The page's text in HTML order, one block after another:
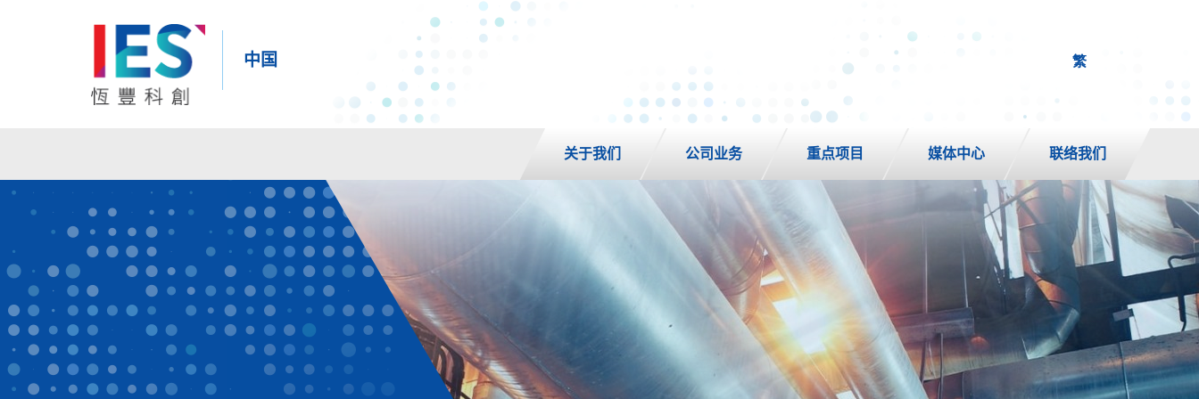
中国 繁
关于我们 公司业务 重点项目 媒体中心 联络我们
内
开
始